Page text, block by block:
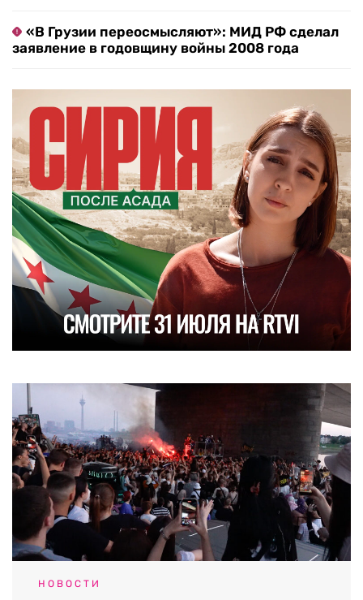
«В Грузии переосмысляют»: МИД РФ сделал
заявление в годовщину войны 2008 года
НОВОСТИ